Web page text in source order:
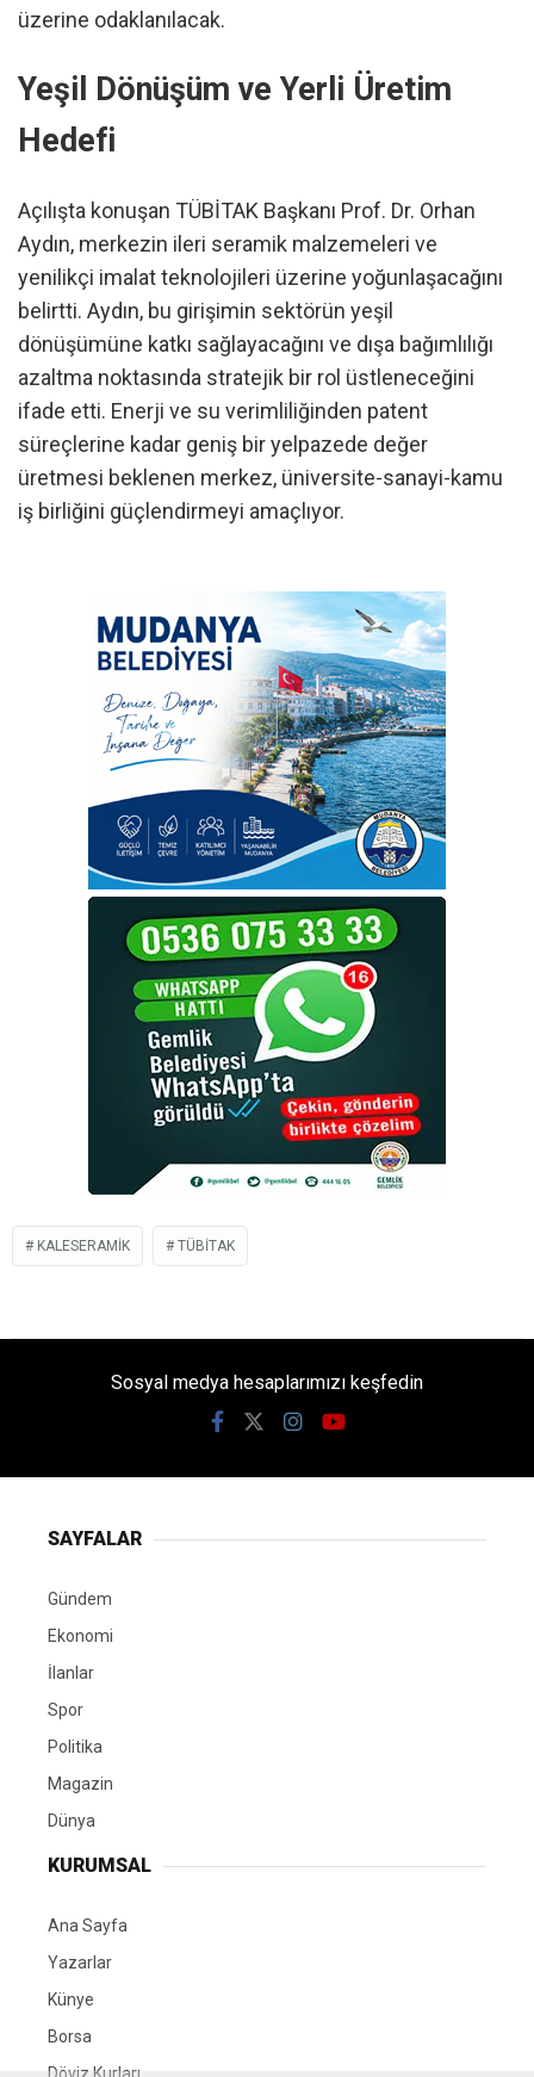
üzerine odaklanılacak.
Yeşil Dönüşüm ve Yerli Üretim
Hedefi
Açılışta konuşan TÜBİTAK Başkanı Prof. Dr. Orhan
Aydın, merkezin ileri seramik malzemeleri ve
yenilikçi imalat teknolojileri üzerine yoğunlaşacağını
belirtti. Aydın, bu girişimin sektörün yeşil
dönüşümüne katkı sağlayacağını ve dışa bağımlılığı
azaltma noktasında stratejik bir rol üstleneceğini
ifade etti. Enerji ve su verimliliğinden patent
süreçlerine kadar geniş bir yelpazede değer
üretmesi beklenen merkez, üniversite-sanayi-kamu
iş birliğini güçlendirmeyi amaçlıyor.
KALESERAMIK TÜBİTAK
Sosyal medya hesaplarımızı keşfedin
SAYFALAR
Gündem
Ekonomi
İlanlar
Spor
Politika
Magazin
Dünya
KURUMSAL
Ana Sayfa
Yazarlar
Künye
Borsa